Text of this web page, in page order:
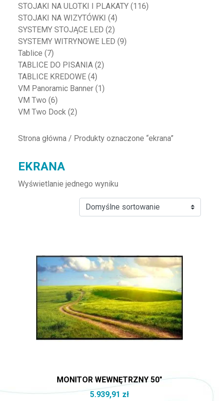
STOJAKI NA ULOTKI I PLAKATY (116)
STOJAKI NA WIZYTÓWKI (4)
SYSTEMY STOJĄCE LED (2)
SYSTEMY WITRYNOWE LED (9)
Tablice (7)
TABLICE DO PISANIA (2)
TABLICE KREDOWE (4)
VM Panoramic Banner (1)
VM Two (6)
VM Two Dock (2)
Strona główna / Produkty oznaczone “ekrana”
EKRANA
Wyświetlanie jednego wyniku
MONITOR WEWNĘTRZNY 50″
5.939,91 zł